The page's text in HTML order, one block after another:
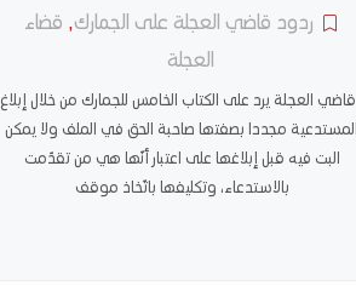
ردود قاضي العجلة على الجمارك, قضاء
العجلة
قاضي العجلة يرد على الكتاب الخامس للجمارك من خلال إبلاغ
المستدعية مجددا بصفتها صاحبة الحق في الملف ولا يمكن
البت فيه قبل إبلاغها على اعتبار أنّها هي من تقدّمت
بالاستدعاء، وتكليفها باتّخاذ موقف